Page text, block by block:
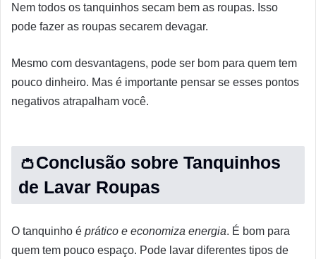
Nem todos os tanquinhos secam bem as roupas. Isso
pode fazer as roupas secarem devagar.
Mesmo com desvantagens, pode ser bom para quem tem
pouco dinheiro. Mas é importante pensar se esses pontos
negativos atrapalham você.
👛Conclusão sobre Tanquinhos
de Lavar Roupas
O tanquinho é prático e economiza energia. É bom para
quem tem pouco espaço. Pode lavar diferentes tipos de